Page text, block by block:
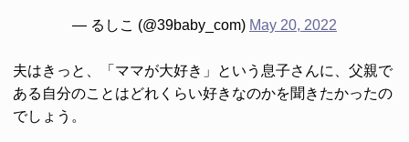
— るしこ (@39baby_com) May 20, 2022
夫はきっと、「ママが大好き」という息子さんに、父親で
ある自分のことはどれくらい好きなのかを聞きたかったの
でしょう。